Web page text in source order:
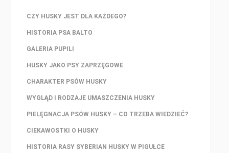
CZY HUSKY JEST DLA KAŻDEGO?
HISTORIA PSA BALTO
GALERIA PUPILI
HUSKY JAKO PSY ZAPRZĘGOWE
CHARAKTER PSÓW HUSKY
WYGLĄD I RODZAJE UMASZCZENIA HUSKY
PIELĘGNACJA PSÓW HUSKY – CO TRZEBA WIEDZIEĆ?
CIEKAWOSTKI O HUSKY
HISTORIA RASY SYBERIAN HUSKY W PIGUŁCE